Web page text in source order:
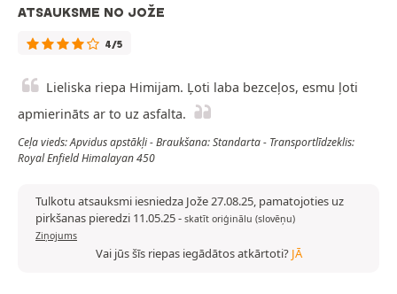
ATSAUKSME NO JOŽE
4/5
Lieliska riepa Himijam. Ļoti laba bezceļos, esmu ļoti
apmierināts ar to uz asfalta.
Ceļa vieds: Apvidus apstākļi - Braukšana: Standarta - Transportlīdzeklis:
Royal Enfield Himalayan 450
Tulkotu atsauksmi iesniedza Jože 27.08.25, pamatojoties uz
pirkšanas pieredzi 11.05.25- skatīt oriģinālu (slovēņu)
Ziņojums
Vai jūs šīs riepas iegādātos atkārtoti? JĀ